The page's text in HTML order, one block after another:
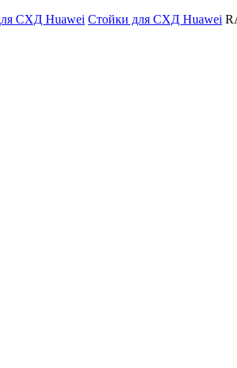
СХД Huawei Стойки для СХД Huawei